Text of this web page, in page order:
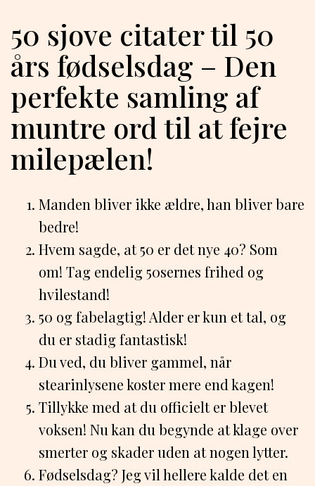
50 sjove citater til 50
års fødselsdag – Den
perfekte samling af
muntre ord til at fejre
milepælen!
Manden bliver ikke ældre, han bliver bare
bedre!
Hvem sagde, at 50 er det nye 40? Som
om! Tag endelig 50sernes frihed og
hvilestand!
50 og fabelagtig! Alder er kun et tal, og
du er stadig fantastisk!
Du ved, du bliver gammel, når
stearinlysene koster mere end kagen!
Tillykke med at du officielt er blevet
voksen! Nu kan du begynde at klage over
smerter og skader uden at nogen lytter.
Fødselsdag? Jeg vil hellere kalde det en